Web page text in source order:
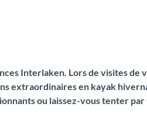
Interlaken. Lors de visites
extraordinaires en kayak
ou laissez-vous tenter